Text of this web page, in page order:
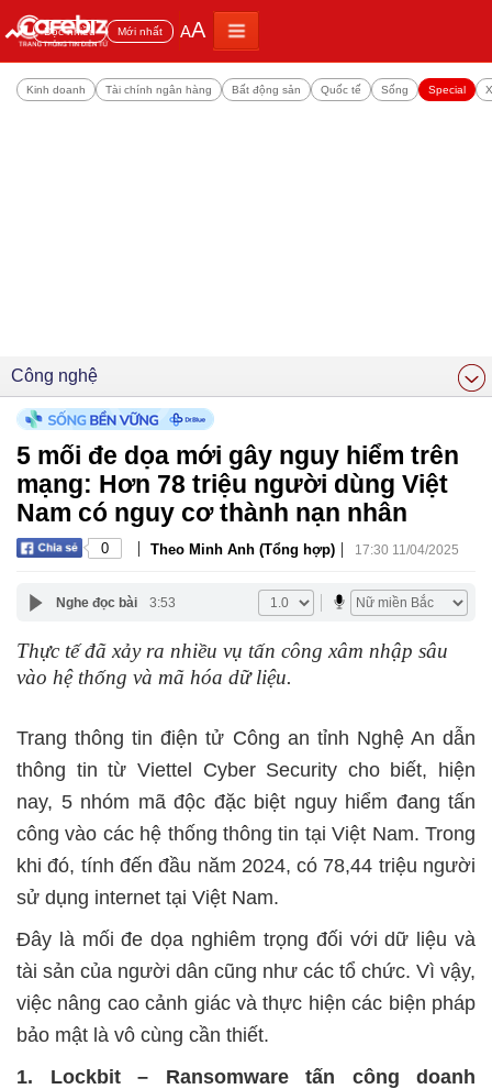
Đọc nhiều Mới nhất AA
Kinh doanh Tài chính ngân hàng Bất động sản Quốc tế Sống Special
Công nghệ
5 mối đe dọa mới gây nguy hiểm trên
mạng: Hơn 78 triệu người dùng Việt
Nam có nguy cơ thành nạn nhân
0 | Theo Minh Anh (Tổng hợp) | 17:30 11/04/2025
Nghe đọc bài 3:53
Thực tế đã xảy ra nhiều vụ tấn công xâm nhập sâu
vào hệ thống và mã hóa dữ liệu.
Trang thông tin điện tử Công an tỉnh Nghệ An dẫn
thông tin từ Viettel Cyber Security cho biết, hiện
nay, 5 nhóm mã độc đặc biệt nguy hiểm đang tấn
công vào các hệ thống thông tin tại Việt Nam. Trong
khi đó, tính đến đầu năm 2024, có 78,44 triệu người
sử dụng internet tại Việt Nam.
Đây là mối đe dọa nghiêm trọng đối với dữ liệu và
tài sản của người dân cũng như các tổ chức. Vì vậy,
việc nâng cao cảnh giác và thực hiện các biện pháp
bảo mật là vô cùng cần thiết.
1. Lockbit – Ransomware tấn công doanh